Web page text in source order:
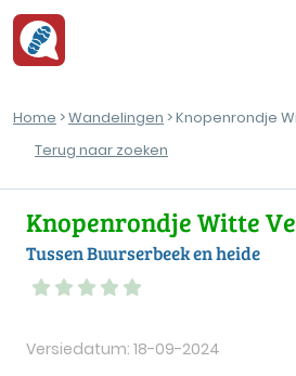
Home >Wandelingen > Knopenrondje
Terug naar zoeken
Knopenrondje Witte
Tussen Buurserbeek en heide
Versiedatum: 18-09-2024